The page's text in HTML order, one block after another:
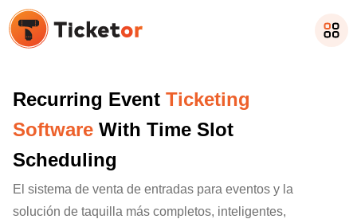
Recurring Event Ticketing
Software With Time Slot
Scheduling
El sistema de venta de entradas para eventos y la
solución de taquilla más completos, inteligentes,